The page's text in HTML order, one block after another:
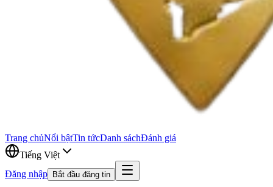
Trang chủNổi bậtTin tứcDanh sáchĐánh giá
Tiếng Việt
Đăng nhập
Bắt đầu đăng tin